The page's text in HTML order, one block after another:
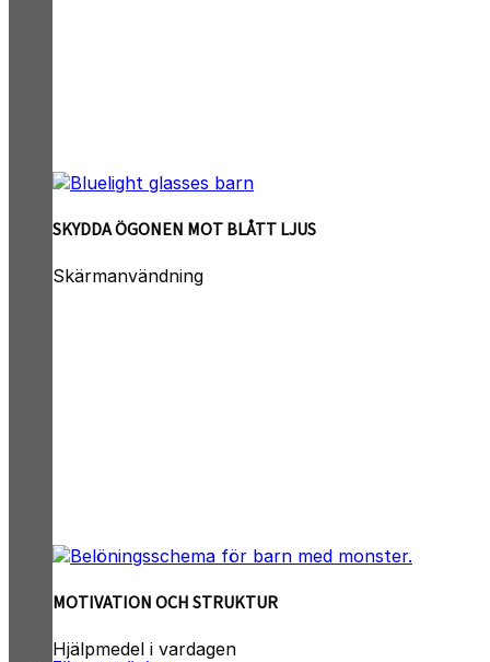
SKYDDA ÖGONEN MOT BLÅTT LJUS
Skärmanvändning
MOTIVATION OCH STRUKTUR
Hjälpmedel i vardagen